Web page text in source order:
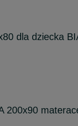
dla dziecka
200x90